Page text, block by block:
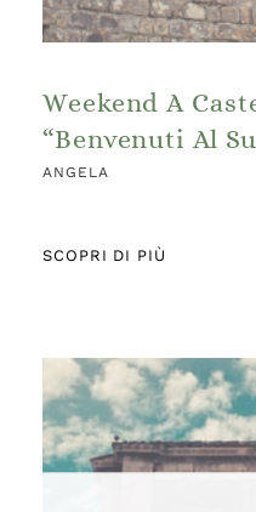
Weekend A
“Benvenuti Al
ANGELA
SCOPRI DI PIÙ